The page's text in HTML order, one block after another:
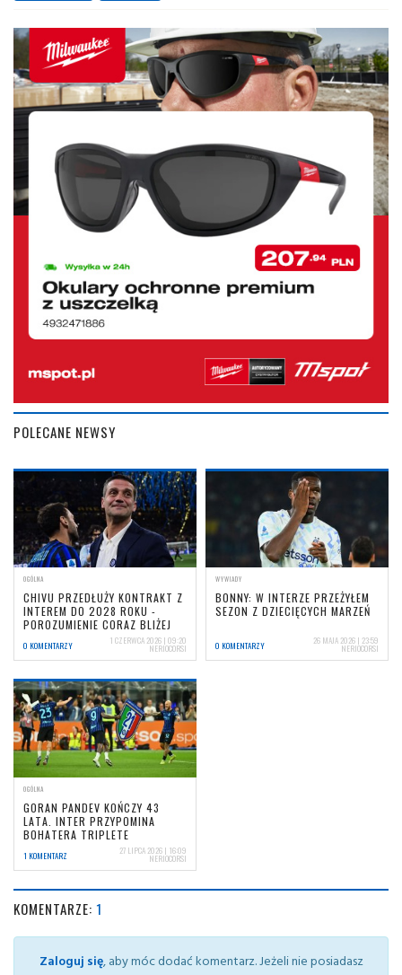
POLECANE NEWSY
OGÓLNA
CHIVU PRZEDŁUŻY KONTRAKT Z
INTEREM DO 2028 ROKU -
POROZUMIENIE CORAZ BLIŻEJ
0 KOMENTARZY 1 CZERWCA 2026 | 09:20
NERIOCORSI
WYWIADY
BONNY: W INTERZE PRZEŻYŁEM
SEZON Z DZIECIĘCYCH MARZEŃ
0 KOMENTARZY 26 MAJA 2026 | 23:59
NERIOCORSI
OGÓLNA
GORAN PANDEV KOŃCZY 43
LATA. INTER PRZYPOMINA
BOHATERA TRIPLETE
1 KOMENTARZ 27 LIPCA 2026 | 16:09
NERIOCORSI
KOMENTARZE: 1
Zaloguj się, aby móc dodać komentarz. Jeżeli nie posiadasz